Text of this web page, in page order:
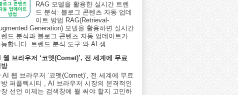
RAG 모델을 활용한 실시간 트렌
드 분석: 블로그 콘텐츠 자동 업데
이트 방법 RAG(Retrieval-
Generation) 모델을 활용하면 실시간
렌드 분석과 블로그 콘텐츠 자동 업데이트가
능합니다. 트렌드 분석 도구 와 AI 생...
웹 브라우저 ‘코멧(Comet)’, 전 세계에 무료
AI 웹 브라우저 ‘코멧(Comet)’, 전 세계에 무료
방 퍼플렉시티 , AI 브라우저 시장의 본격적인
장 선언 이제는 검색창에 뭘 써야 할지 고민하